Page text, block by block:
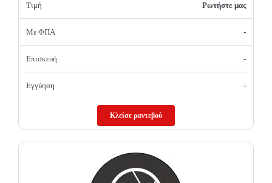
Τιμή Ρωτήστε μας
Με ΦΠΑ -
Επισκευή -
Εγγύηση -
Κλείσε ραντεβού